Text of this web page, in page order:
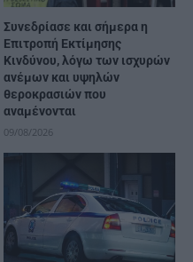
Συνεδρίασε και σήμερα η
Επιτροπή Εκτίμησης
Κινδύνου, λόγω των ισχυρών
ανέμων και υψηλών
θεροκρασιών που
αναμένονται
09/08/2026